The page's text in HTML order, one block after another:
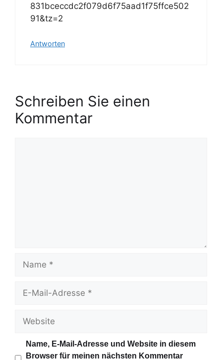
831bceccdc2f079d6f75aad1f75ffce502
91&tz=2
Antworten
Schreiben Sie einen
Kommentar
-
Name, E-Mail-Adresse und Website in diesem
Browser für meinen nächsten Kommentar